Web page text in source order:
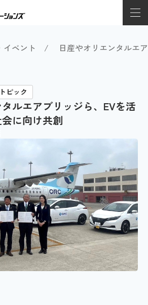
イベント 日産やオリエンタルエ
ピック
ルエアブリッジら、EVを活
に向け共創